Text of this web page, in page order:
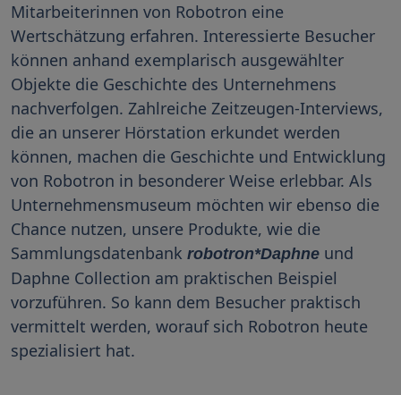
Mitarbeiterinnen von Robotron eine
Wertschätzung erfahren. Interessierte Besucher
können anhand exemplarisch ausgewählter
Objekte die Geschichte des Unternehmens
nachverfolgen. Zahlreiche Zeitzeugen-Interviews,
die an unserer Hörstation erkundet werden
können, machen die Geschichte und Entwicklung
von Robotron in besonderer Weise erlebbar. Als
Unternehmensmuseum möchten wir ebenso die
Chance nutzen, unsere Produkte, wie die
Sammlungsdatenbank robotron*Daphne und
Daphne Collection am praktischen Beispiel
vorzuführen. So kann dem Besucher praktisch
vermittelt werden, worauf sich Robotron heute
spezialisiert hat.